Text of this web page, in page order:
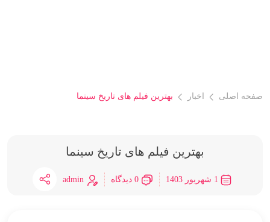
صفحه اصلی اخبار بهترین فیلم های تاریخ سینما
بهترین فیلم های تاریخ سینما